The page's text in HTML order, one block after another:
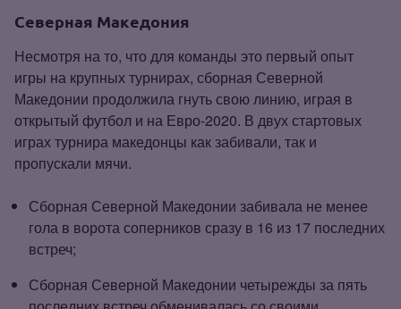
Северная Македония
Несмотря на то, что для команды это первый опыт
игры на крупных турнирах, сборная Северной
Македонии продолжила гнуть свою линию, играя в
открытый футбол и на Евро‑2020. В двух стартовых
играх турнира македонцы как забивали, так и
пропускали мячи.
Сборная Северной Македонии забивала не менее
гола в ворота соперников сразу в 16 из 17 последних
встреч;
Сборная Северной Македонии четырежды за пять